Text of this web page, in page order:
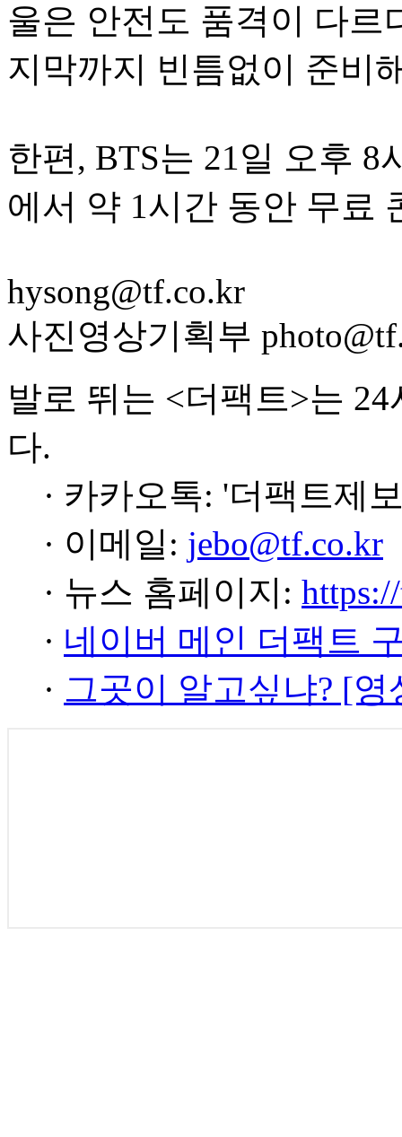
울은 안전도 품격이 다르
지막까지 빈틈없이 준비
한편, BTS는 21일 오후
에서 약 1시간 동안 무료
hysong@tf.co.kr
사진영상기획부
발로 뛰는 <더팩트>는
다.
· 카카오톡: '더팩트제
· 이메일: jebo@tf.co.kr
· 뉴스 홈페이지:
· 네이버 메인 더팩트
· 그곳이 알고싶냐? [